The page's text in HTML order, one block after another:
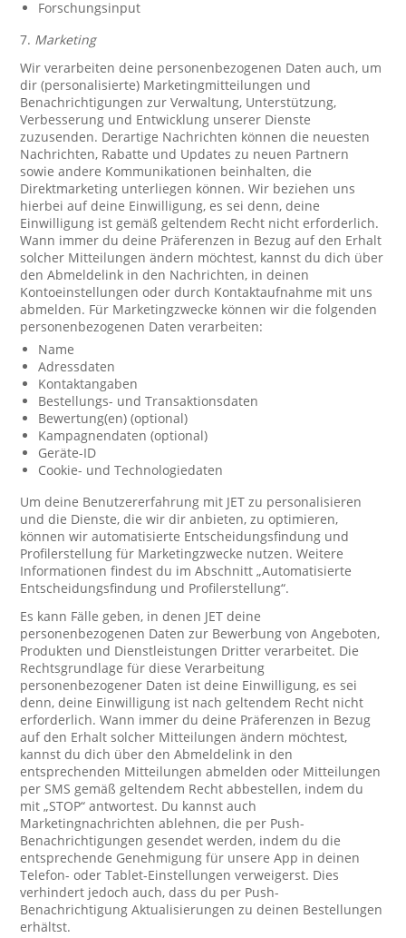
Forschungsinput
7. Marketing
Wir verarbeiten deine personenbezogenen Daten auch, um
dir (personalisierte) Marketingmitteilungen und
Benachrichtigungen zur Verwaltung, Unterstützung,
Verbesserung und Entwicklung unserer Dienste
zuzusenden. Derartige Nachrichten können die neuesten
Nachrichten, Rabatte und Updates zu neuen Partnern
sowie andere Kommunikationen beinhalten, die
Direktmarketing unterliegen können. Wir beziehen uns
hierbei auf deine Einwilligung, es sei denn, deine
Einwilligung ist gemäß geltendem Recht nicht erforderlich.
Wann immer du deine Präferenzen in Bezug auf den Erhalt
solcher Mitteilungen ändern möchtest, kannst du dich über
den Abmeldelink in den Nachrichten, in deinen
Kontoeinstellungen oder durch Kontaktaufnahme mit uns
abmelden. Für Marketingzwecke können wir die folgenden
personenbezogenen Daten verarbeiten:
Name
Adressdaten
Kontaktangaben
Bestellungs- und Transaktionsdaten
Bewertung(en) (optional)
Kampagnendaten (optional)
Geräte-ID
Cookie- und Technologiedaten
Um deine Benutzererfahrung mit JET zu personalisieren
und die Dienste, die wir dir anbieten, zu optimieren,
können wir automatisierte Entscheidungsfindung und
Profilerstellung für Marketingzwecke nutzen. Weitere
Informationen findest du im Abschnitt „Automatisierte
Entscheidungsfindung und Profilerstellung“.
Es kann Fälle geben, in denen JET deine
personenbezogenen Daten zur Bewerbung von Angeboten,
Produkten und Dienstleistungen Dritter verarbeitet. Die
Rechtsgrundlage für diese Verarbeitung
personenbezogener Daten ist deine Einwilligung, es sei
denn, deine Einwilligung ist nach geltendem Recht nicht
erforderlich. Wann immer du deine Präferenzen in Bezug
auf den Erhalt solcher Mitteilungen ändern möchtest,
kannst du dich über den Abmeldelink in den
entsprechenden Mitteilungen abmelden oder Mitteilungen
per SMS gemäß geltendem Recht abbestellen, indem du
mit „STOP“ antwortest. Du kannst auch
Marketingnachrichten ablehnen, die per Push-
Benachrichtigungen gesendet werden, indem du die
entsprechende Genehmigung für unsere App in deinen
Telefon- oder Tablet-Einstellungen verweigerst. Dies
verhindert jedoch auch, dass du per Push-
Benachrichtigung Aktualisierungen zu deinen Bestellungen
erhältst.